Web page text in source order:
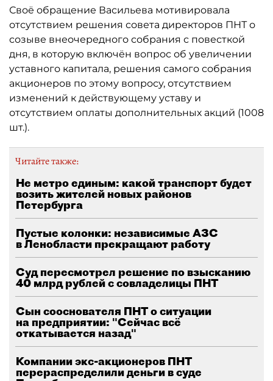
Своё обращение Васильева мотивировала
отсутствием решения совета директоров ПНТ о
созыве внеочередного собрания с повесткой
дня, в которую включён вопрос об увеличении
уставного капитала, решения самого собрания
акционеров по этому вопросу, отсутствием
изменений к действующему уставу и
отсутствием оплаты дополнительных акций (1008
шт.).
Читайте также:
Не метро единым: какой транспорт будет
возить жителей новых районов
Петербурга
Пустые колонки: независимые АЗС
в Ленобласти прекращают работу
Суд пересмотрел решение по взысканию
40 млрд рублей с совладелицы ПНТ
Сын сооснователя ПНТ о ситуации
на предприятии: "Сейчас всё
откатывается назад"
Компании экс-акционеров ПНТ
перераспределили деньги в суде